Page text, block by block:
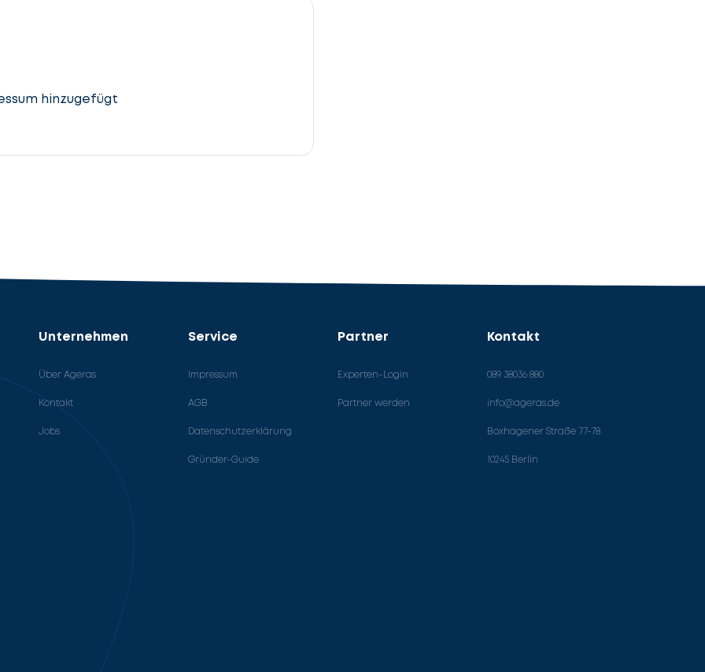
hinzugefügt
Unternehmen
Über Ageras
Kontakt
Jobs
Service
Impressum
AGB
Datenschutzerklärung
Gründer-Guide
Partner
Experten-Login
Partner werden
Kontakt
089 38036 880
info@ageras.de
Boxhagener Straße 77-78
10245 Berlin